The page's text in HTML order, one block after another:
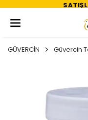
GÜVERCİN Güvercin